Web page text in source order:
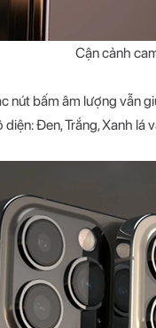
Cận cảnh
nút bấm âm lượng vẫn
Đen, Trắng, Xanh